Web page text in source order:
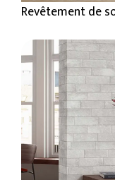
Revêtement de